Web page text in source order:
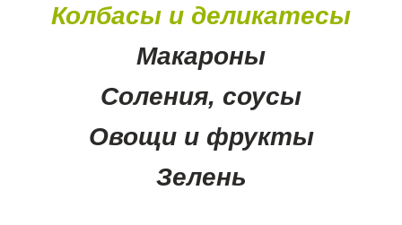
Колбасы и деликатесы
Макароны
Соления, соусы
Овощи и фрукты
Зелень